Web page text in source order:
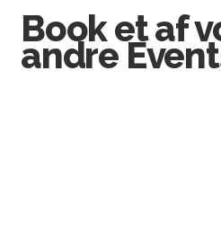
Book et af
andre